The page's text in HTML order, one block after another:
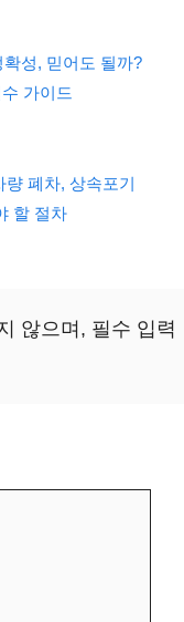
성, 믿어도 될까?
가이드
량 폐차, 상속포기
할 절차
않으며, 필수 입력